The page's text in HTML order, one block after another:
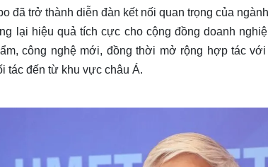
đã trở thành diễn đàn kết nối quan trọng của
lại hiệu quả tích cực cho cộng đồng doanh
công nghệ mới, đồng thời mở rộng hợp tác
tác đến từ khu vực châu Á.